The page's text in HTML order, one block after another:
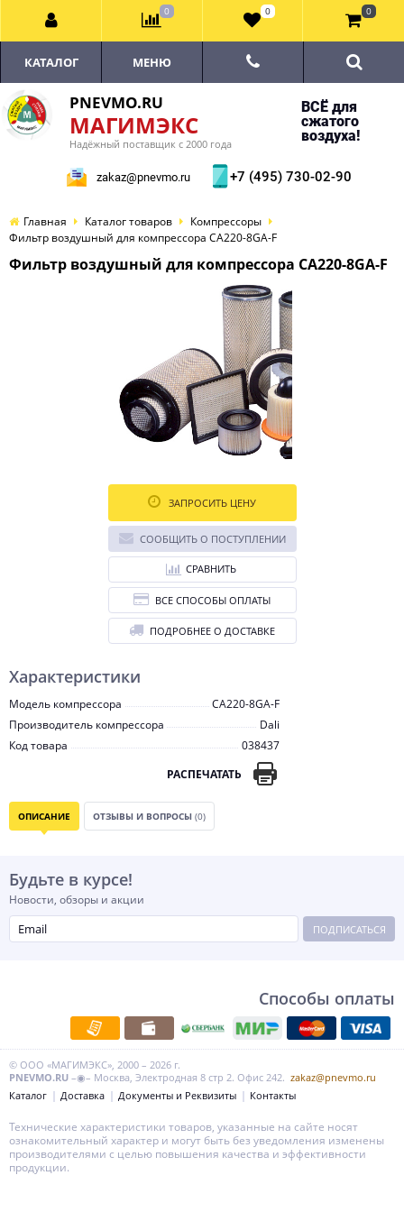
PNEVMO.RU
МАГИМЭКС
Надёжный поставщик с 2000 года
ВСЁ для
сжатого
воздуха!
zakaz@pnevmo.ru +7 (495) 730-02-90
КАТАЛОГ МЕНЮ
Главная Каталог товаров
Компрессоры
Фильтр воздушный для компрессора CA220-8GA-F
Фильтр воздушный для компрессора CA220-8GA-F
Характеристики
Модель компрессора
CA220-8GA-F
Производитель компрессора
Dali
Код товара
038437
РАСПЕЧАТАТЬ
ЗАПРОСИТЬ ЦЕНУ
СООБЩИТЬ О ПОСТУПЛЕНИИ
СРАВНИТЬ
ВСЕ СПОСОБЫ ОПЛАТЫ
ПОДРОБНЕЕ О ДОСТАВКЕ
ОПИСАНИЕ ОТЗЫВЫ И ВОПРОСЫ (0)
Будьте в курсе!
Новости, обзоры и акции
ПОДПИСАТЬСЯ
Способы оплаты
© ООО «МАГИМЭКС», 2000 – 2026 г.
PNEVMO.RU –◉– Москва, Электродная 8 стр 2. Офис 242. zakaz@pnevmo.ru
Каталог
Доставка Документы и Реквизиты Контакты
0 0 0
Технические характеристики товаров, указанные на сайте носят
ознакомительный характер и могут быть без уведомления изменены
производителями с целью повышения качества и эффективности
продукции.